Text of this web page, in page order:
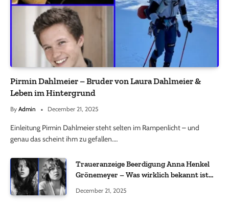
Pirmin Dahlmeier – Bruder von Laura Dahlmeier &
Leben im Hintergrund
By Admin December 21, 2025
Einleitung Pirmin Dahlmeier steht selten im Rampenlicht – und
genau das scheint ihm zu gefallen.…
Traueranzeige Beerdigung Anna Henkel
Grönemeyer – Was wirklich bekannt ist
December 21, 2025